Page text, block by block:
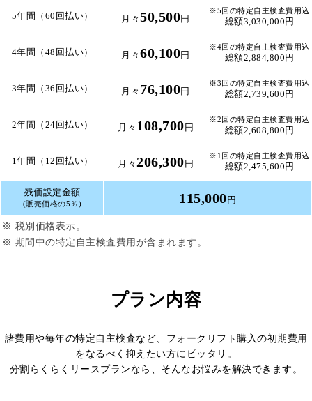
5年間（60回払い） 月々50,500円
※5回の特定自主検査費用込
総額3,030,000円
4年間（48回払い） 月々60,100円
※4回の特定自主検査費用込
総額2,884,800円
3年間（36回払い） 月々 76,100円
※3回の特定自主検査費用込
総額2,739,600円
2年間（24回払い） 月々 108,700 円
※2回の特定自主検査費用込
総額2,608,800円
1年間（12回払い） 月々 206,300 円
※1回の特定自主検査費用込
総額2,475,600円
残価設定金額
(販売価格の5％) 115,000 円
※ 税別価格表示。
※ 期間中の特定自主検査費用が含まれます。
プラン内容
諸費用や毎年の特定自主検査など、フォークリフト購入の初期費用
をなるべく抑えたい方にピッタリ。
分割らくらくリースプランなら、そんなお悩みを解決できます。